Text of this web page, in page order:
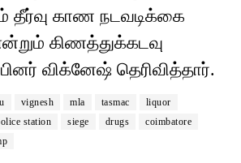
தீர்வு காண நடவடிக்கை
கிணத்துக்கடவு
விக்னேஷ் தெரிவித்தார்.
vignesh mla tasmac
liquor
station siege drugs
coimbatore